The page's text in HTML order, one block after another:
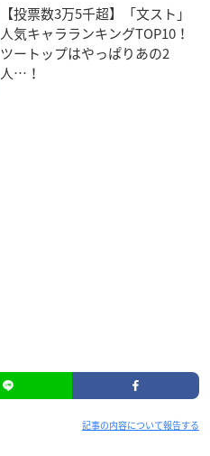
【投票数3万5千超】「文スト」
人気キャラランキングTOP10！
ツートップはやっぱりあの2
人…！
記事の内容について報告する